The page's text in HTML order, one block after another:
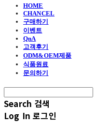
HOME
CHANCEL
구매하기
이벤트
QnA
고객후기
ODM&OEM제품
식품원료
문의하기
Search 검색
Log In 로그인